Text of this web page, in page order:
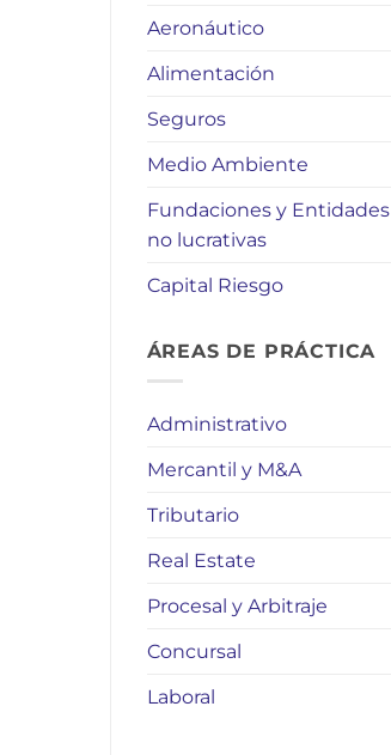
Aeronáutico
Alimentación
Seguros
Medio Ambiente
Fundaciones y Entidades
no lucrativas
Capital Riesgo
ÁREAS DE PRÁCTICA
Administrativo
Mercantil y M&A
Tributario
Real Estate
Procesal y Arbitraje
Concursal
Laboral